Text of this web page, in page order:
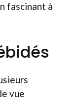
fascinant à
vue